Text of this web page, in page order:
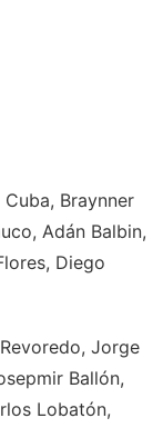
Braynner
Adán Balbin,
Diego
Jorge
Ballón,
Lobatón,